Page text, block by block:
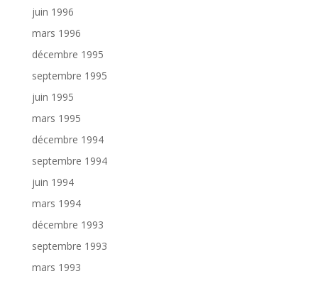
juin 1996
mars 1996
décembre 1995
septembre 1995
juin 1995
mars 1995
décembre 1994
septembre 1994
juin 1994
mars 1994
décembre 1993
septembre 1993
mars 1993